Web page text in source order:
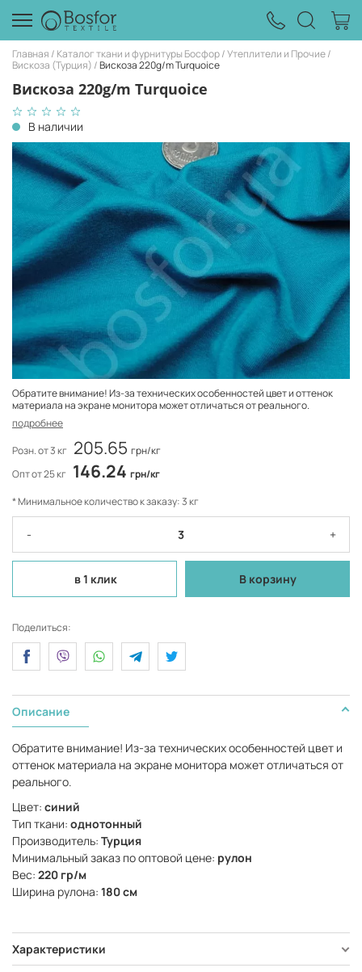
Главная Каталог ткани и фурнитуры Босфор Утеплители и Прочие
Вискоза (Турция) Вискоза 220g/m Turquoice
Вискоза 220g/m Turquoice
В наличии
Обратите внимание! Из-за технических особенностей цвет и оттенок
материала на экране монитора может отличаться от реального.
подробнее
Розн. от 3 кг 205.65 грн/кг
Опт от 25 кг 146.24 грн/кг
* Минимальное количество к заказу: 3 кг
- +
в 1 клик В корзину
Поделиться:
Описание
Обратите внимание! Из-за технических особенностей цвет и
оттенок материала на экране монитора может отличаться от
реального.
Цвет: синий
Тип ткани: однотонный
Производитель: Турция
Минимальный заказ по оптовой цене: рулон
Вес: 220 гр/м
Ширина рулона: 180 см
Характеристики